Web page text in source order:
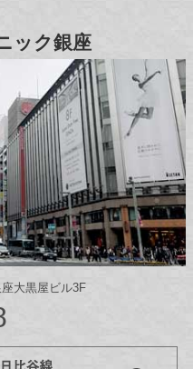
ック銀座
大黒屋ビル3F